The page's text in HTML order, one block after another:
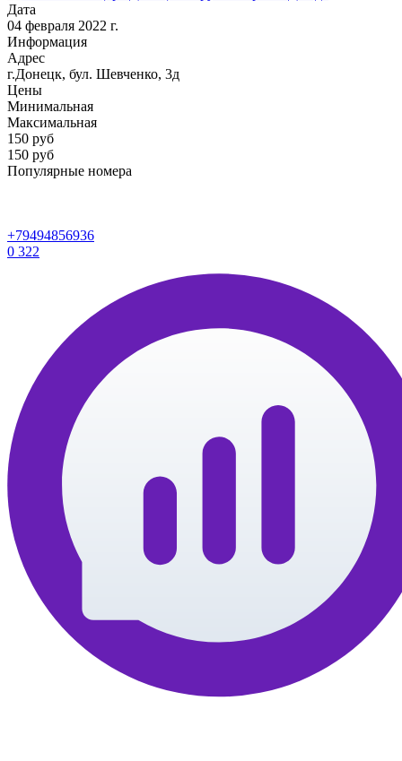
Дата
04 февраля 2022 г.
Информация
Адрес
г.Донецк, бул. Шевченко, 3д
Цены
Минимальная
Максимальная
150 руб
150 руб
Популярные номера
+79494856936
0 322